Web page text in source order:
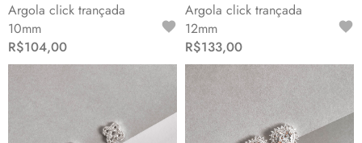
Argola click trançada
10mm
R$104,00
Argola click trançada
12mm
R$133,00